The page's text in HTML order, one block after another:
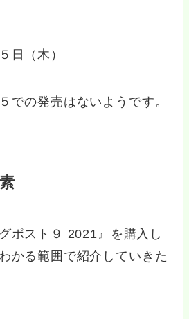
日（木）
での発売はないようです。
ポスト９ 2021』を購入し
かる範囲で紹介していきた